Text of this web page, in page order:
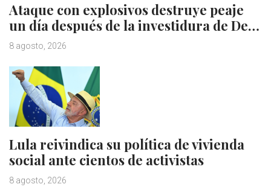
Ataque con explosivos destruye peaje
un día después de la investidura de De…
8 agosto, 2026
Lula reivindica su política de vivienda
social ante cientos de activistas
8 agosto, 2026